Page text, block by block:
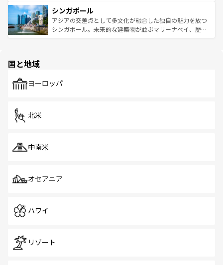
参照してほしい。
激する。気候は一年中温暖で、どの季節にも異なる楽しみ
が待っている。親しみやすいタイの人々、仏教を中心とし
た文化、そして多様な観光資源が、訪れる旅人を魅了し続
み、どこを訪れても感動するはず。観光スポットが密集し
ており、効率よく見どころを回れるのも魅力。息をのむよ
うな絶景から文化的な体験まで、香港を存分に楽しみ尽く
シンガポール
アジアの交差点として多文化が融合した独自の魅力を放つ
シンガポール。未来的な建築物が並ぶマリーナベイ、歴史
で、ホーカーズは地元の風情を楽しめる外せないスポット
国と地域
ヨーロッパ
北米
中南米
オセアニア
ハワイ
リゾート